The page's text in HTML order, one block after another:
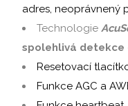
adres, neoprávnený
Technologie
spolehlivá detekce
Resetovací
Funkce AGC a